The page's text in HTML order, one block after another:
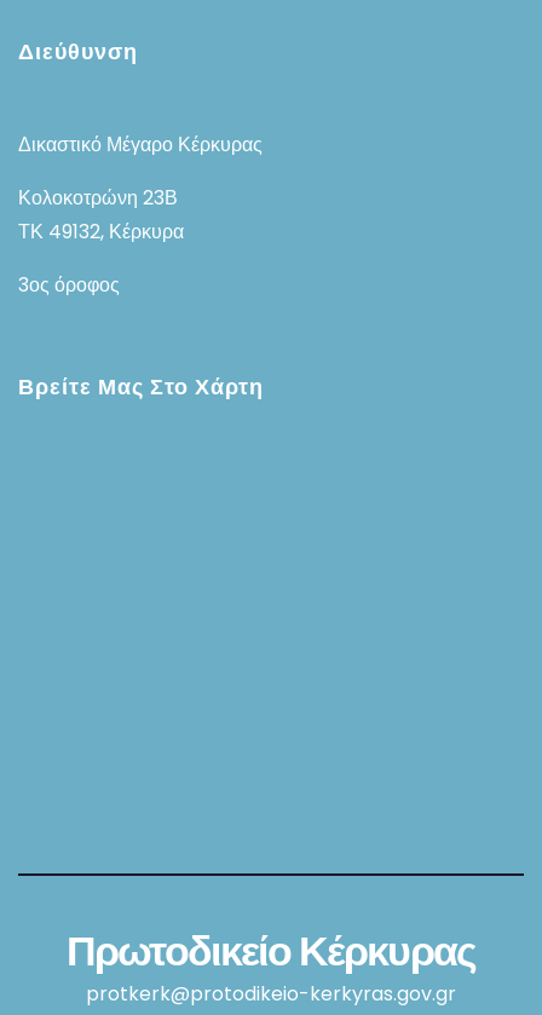
Διεύθυνση
Δικαστικό Μέγαρο Κέρκυρας
Κολοκοτρώνη 23Β
ΤΚ 49132, Κέρκυρα
3ος όροφος
Βρείτε Μας Στο Χάρτη
Πρωτοδικείο Κέρκυρας
protkerk@protodikeio-kerkyras.gov.gr